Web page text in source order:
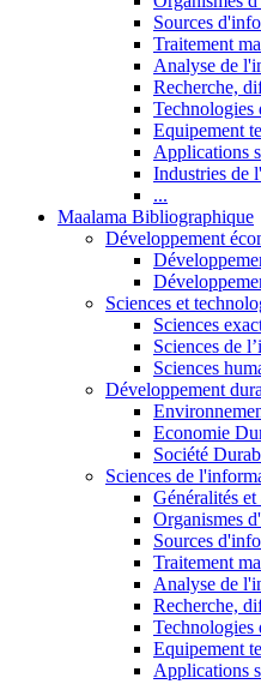
Sources
Traitement
Analyse de
Recherche,
Equipement
Applications
Industries de
...
Maalama Bibliographique
Développement
Sciences et
Sciences
Sciences de
Sciences
Développement
Economie
Société
Sciences de
Généralités
Organismes
Sources
Traitement
Analyse de
Recherche,
Equipement
Applications